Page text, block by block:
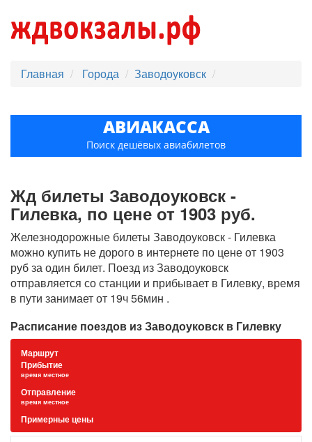
Главная Города Заводоуковск
АВИАКАССА
Поиск дешёвых авиабилетов
Жд билеты Заводоуковск -
Гилевка, по цене от 1903 руб.
Железнодорожные билеты Заводоуковск - Гилевка
можно купить не дорого в интернете по цене от 1903
руб за один билет. Поезд из Заводоуковск
отправляется со станции и прибывает в Гилевку, время
в пути занимает от 19ч 56мин .
Расписание поездов из Заводоуковск в Гилевку
Маршрут
Прибытие
время местное
Отправление
время местное
Примерные цены